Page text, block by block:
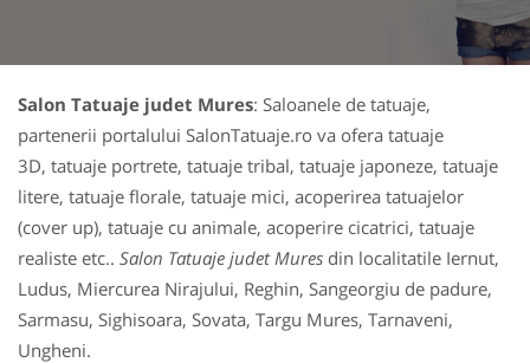
Salon Tatuaje judet Mures: Saloanele de tatuaje,
partenerii portalului SalonTatuaje.ro va ofera tatuaje
3D, tatuaje portrete, tatuaje tribal, tatuaje japoneze, tatuaje
litere, tatuaje florale, tatuaje mici, acoperirea tatuajelor
(cover up), tatuaje cu animale, acoperire cicatrici, tatuaje
realiste etc.. Salon Tatuaje judet Mures din localitatile Iernut,
Ludus, Miercurea Nirajului, Reghin, Sangeorgiu de padure,
Sarmasu, Sighisoara, Sovata, Targu Mures, Tarnaveni,
Ungheni.